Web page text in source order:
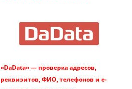
«DaData» — проверка адресов,
реквизитов, ФИО, телефонов и e-